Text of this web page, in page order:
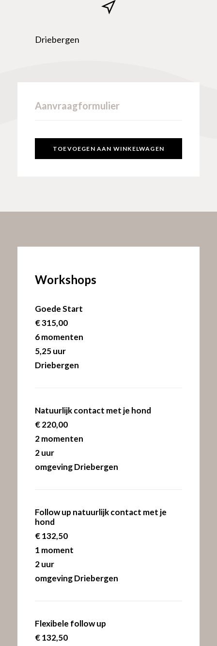
Driebergen
Aanvraagformulier
TOEVOEGEN AAN WINKELWAGEN
Workshops
Goede Start
€315,00
6 momenten
5,25 uur
Driebergen
Natuurlijk contact met je hond
€220,00
2 momenten
2 uur
omgeving Driebergen
Follow up natuurlijk contact met je
hond
€132,50
1 moment
2 uur
omgeving Driebergen
Flexibele follow up
€132,50